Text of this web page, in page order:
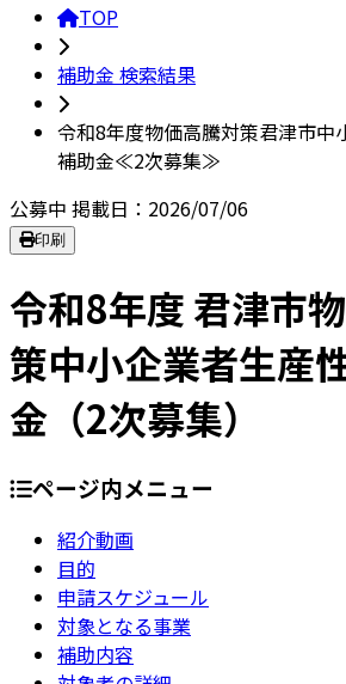
TOP
補助金 検索結果
令和8年度物価高騰対策君津市中
補助金≪2次募集≫
公募中 掲載日：2026/07/06
印刷
令和8年度 君津市
策中小企業者生産
金（2次募集）
ページ内メニュー
紹介動画
目的
申請スケジュール
対象となる事業
補助内容